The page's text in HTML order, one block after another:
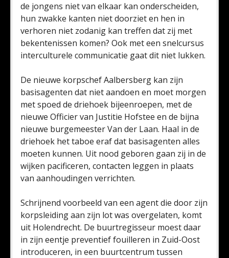
de jongens niet van elkaar kan onderscheiden,
hun zwakke kanten niet doorziet en hen in
verhoren niet zodanig kan treffen dat zij met
bekentenissen komen? Ook met een snelcursus
interculturele communicatie gaat dit niet lukken.
De nieuwe korpschef Aalbersberg kan zijn
basisagenten dat niet aandoen en moet morgen
met spoed de driehoek bijeenroepen, met de
nieuwe Officier van Justitie Hofstee en de bijna
nieuwe burgemeester Van der Laan. Haal in de
driehoek het taboe eraf dat basisagenten alles
moeten kunnen. Uit nood geboren gaan zij in de
wijken pacificeren, contacten leggen in plaats
van aanhoudingen verrichten.
Schrijnend voorbeeld van een agent die door zijn
korpsleiding aan zijn lot was overgelaten, komt
uit Holendrecht. De buurtregisseur moest daar
in zijn eentje preventief fouilleren in Zuid-Oost
introduceren, in een buurtcentrum tussen